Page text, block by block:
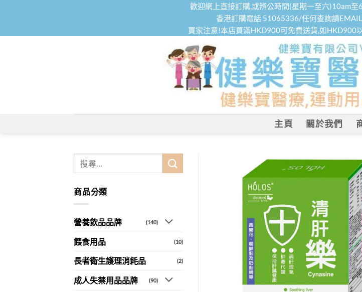
歡迎網上直接訂購,或辨公時間(星期一至六)10am
香港訂購電話 51065336/任何查詢請
買家注意!本店買滿HKD900可免費送貨,如HKD900
主頁 關於我們
鍵
字:
商品分類
營養飲品品牌 (140)
餵食用品 (10)
長者衛生護理消耗品 (2)
成人失禁用品品牌 (90)